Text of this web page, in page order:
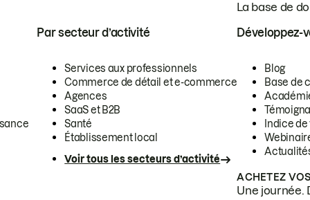
La base de
Par secteur d’activité
Services aux professionnels
Commerce de détail et e-commerce
Agences
SaaS et B2B
Santé
Établissement local
Voir tous les secteurs d’activité
Développez-
Blog
Base de
Indice
ACHETEZ
Une journée.